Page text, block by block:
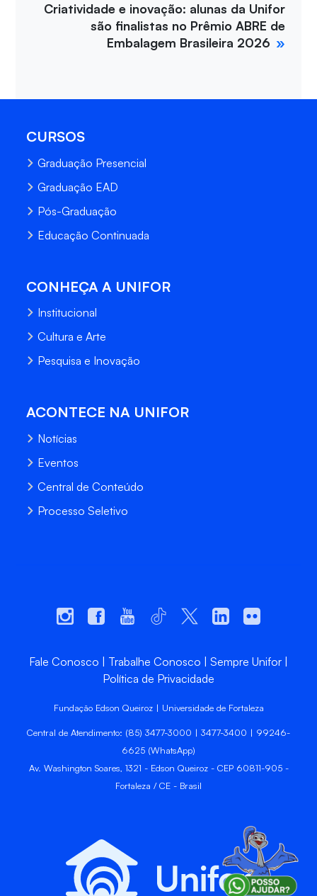
Criatividade e inovação: alunas da Unifor
são finalistas no Prêmio ABRE de
Embalagem Brasileira 2026
CURSOS
Graduação Presencial
Graduação EAD
Pós-Graduação
Educação Continuada
CONHEÇA A UNIFOR
Institucional
Cultura e Arte
Pesquisa e Inovação
ACONTECE NA UNIFOR
Notícias
Eventos
Central de Conteúdo
Processo Seletivo
Fale Conosco Trabalhe Conosco
Sempre Unifor
Política de Privacidade
Fundação Edson Queiroz | Universidade de Fortaleza
Central de Atendimento: (85) 3477-3000 | 3477-3400 | 99246-
6625 (WhatsApp)
Av. Washington Soares, 1321 - Edson Queiroz - CEP 60811-905 -
Fortaleza / CE - Brasil